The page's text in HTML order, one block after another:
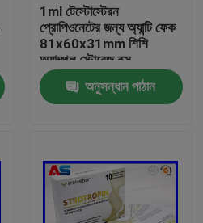
1ml টেস্টোস্টেরন
প্রোপিওনেটের জন্য অ্যান্টি ফেক
81x60x31mm শিশি
অ্যাম্পুল স্টোরেজ বক্স
অনুসন্ধান পাঠান